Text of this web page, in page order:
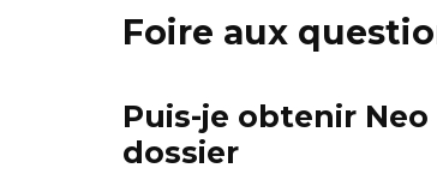
Foire aux
Puis-je obtenir
dossier